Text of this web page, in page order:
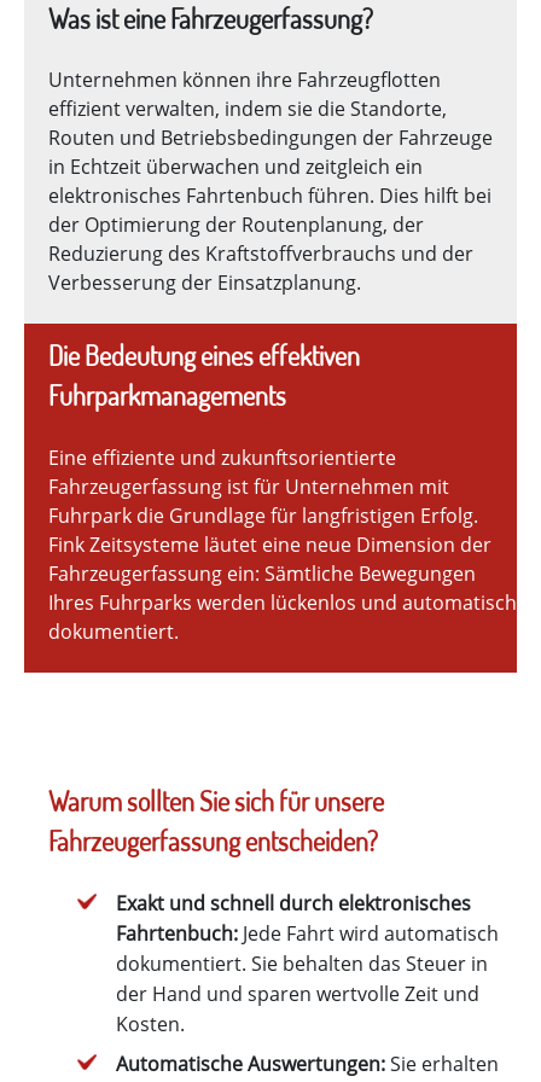
Was ist eine Fahrzeugerfassung?
Unternehmen können ihre Fahrzeugflotten
effizient verwalten, indem sie die Standorte,
Routen und Betriebsbedingungen der Fahrzeuge
in Echtzeit überwachen und zeitgleich ein
elektronisches Fahrtenbuch führen. Dies hilft bei
der Optimierung der Routenplanung, der
Reduzierung des Kraftstoffverbrauchs und der
Verbesserung der Einsatzplanung.
Die Bedeutung eines effektiven
Fuhrparkmanagements
Eine effiziente und zukunftsorientierte
Fahrzeugerfassung ist für Unternehmen mit
Fuhrpark die Grundlage für langfristigen Erfolg.
Fink Zeitsysteme läutet eine neue Dimension der
Fahrzeugerfassung ein: Sämtliche Bewegungen
Ihres Fuhrparks werden lückenlos und automatisch
dokumentiert.
Warum sollten Sie sich für unsere
Fahrzeugerfassung entscheiden?
Exakt und schnell durch elektronisches
Fahrtenbuch: Jede Fahrt wird automatisch
dokumentiert. Sie behalten das Steuer in
der Hand und sparen wertvolle Zeit und
Kosten.
Automatische Auswertungen:Sie erhalten